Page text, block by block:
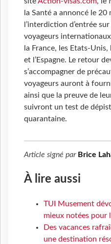
la Santé a annoncé le 20
l’interdiction d’entrée
voyageurs
la France, les Etats-Unis,
et l’Espagne. Le retour
s’accompagner de
voyageurs auront à
ainsi que la preuve de
suivront un test de
quarantaine.
Article signé par Brice
À lire aussi
TUI Musement
mieux notées pour
Des vacances
une destination